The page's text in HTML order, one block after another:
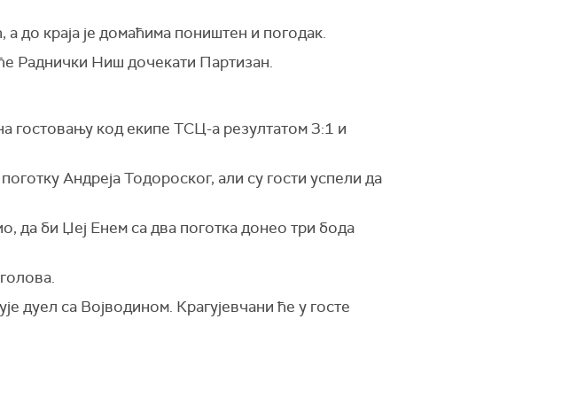
до краја је домаћима поништен и погодак.
Раднички Ниш дочекати Партизан.
гостовању код екипе ТСЦ-а резултатом 3:1 и
Андреја Тодороског, али су гости успели да
да би Џеј Енем са два поготка донео три бода
дуел са Војводином. Крагујевчани ће у госте